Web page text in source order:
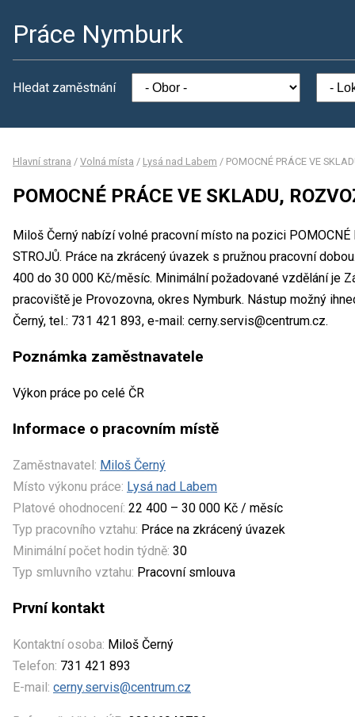
Práce Nymburk
Hledat zaměstnání
Hlavní strana / Volná místa / Lysá nad Labem / POMOCNÉ PRÁCE VE
POMOCNÉ PRÁCE VE SKLADU,
Miloš Černý nabízí volné pracovní místo na pozici POMOCNÉ
STROJŮ. Práce na zkrácený úvazek s pružnou pracovní
400 do 30 000 Kč/měsíc. Minimální požadované vzdělání je
pracoviště je Provozovna, okres Nymburk. Nástup možný
Černý, tel.: 731 421 893, e-mail: cerny.servis@centrum.cz.
Poznámka zaměstnavatele
Výkon práce po celé ČR
Informace o pracovním místě
Zaměstnavatel: Miloš Černý
Místo výkonu práce: Lysá nad Labem
Platové ohodnocení: 22 400 – 30 000 Kč / měsíc
Typ pracovního vztahu: Práce na zkrácený úvazek
Minimální počet hodin týdně: 30
Typ smluvního vztahu: Pracovní smlouva
První kontakt
Kontaktní osoba: Miloš Černý
Telefon: 731 421 893
E-mail: cerny.servis@centrum.cz